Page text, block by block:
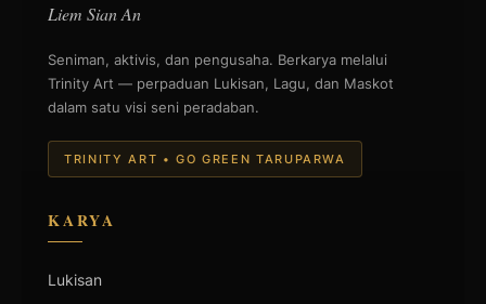
Liem Sian An
Seniman, aktivis, dan pengusaha. Berkarya melalui
Trinity Art — perpaduan Lukisan, Lagu, dan Maskot
dalam satu visi seni peradaban.
TRINITY ART • GO GREEN TARUPARWA
KARYA
Lukisan